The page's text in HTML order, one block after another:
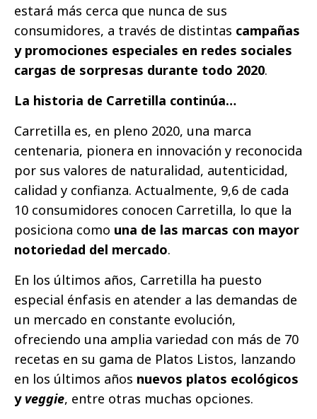
estará más cerca que nunca de sus
consumidores, a través de distintas campañas
y promociones especiales en redes sociales
cargas de sorpresas durante todo 2020.
La historia de Carretilla continúa…
Carretilla es, en pleno 2020, una marca
centenaria, pionera en innovación y reconocida
por sus valores de naturalidad, autenticidad,
calidad y confianza. Actualmente, 9,6 de cada
10 consumidores conocen Carretilla, lo que la
posiciona como una de las marcas con mayor
notoriedad del mercado.
En los últimos años, Carretilla ha puesto
especial énfasis en atender a las demandas de
un mercado en constante evolución,
ofreciendo una amplia variedad con más de 70
recetas en su gama de Platos Listos, lanzando
en los últimos años nuevos platos ecológicos
y veggie, entre otras muchas opciones.